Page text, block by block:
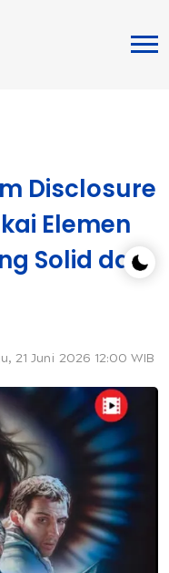
Disclosure
Elemen
Solid dan
21 Juni 2026 12:00 WIB